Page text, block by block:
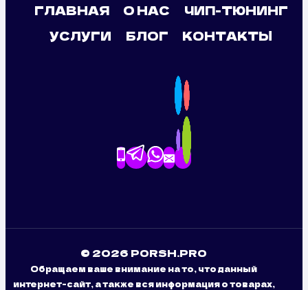
ГЛАВНАЯ О НАС
ЧИП-ТЮНИНГ
УСЛУГИ
БЛОГ КОНТАКТЫ
© 2026 PORSH.PRO
Обращаем ваше внимание на то, что данный
интернет-сайт, а также вся информация о товарах,